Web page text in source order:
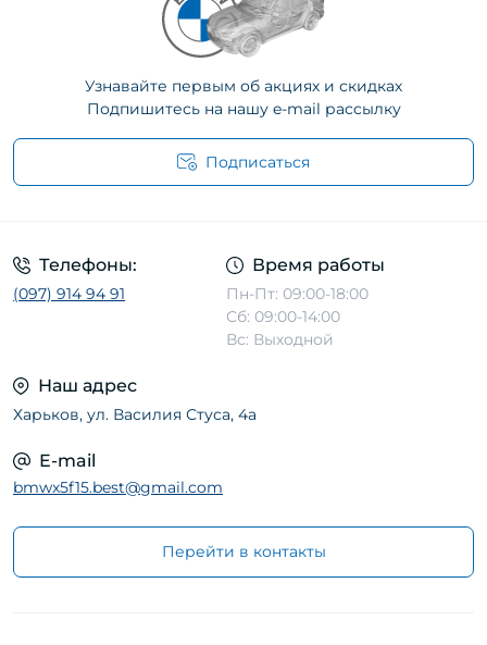
Узнавайте первым об акциях и скидках
Подпишитесь на нашу e-mail рассылку
Подписаться
Телефоны:
(097) 914 94 91
Время работы
Пн-Пт: 09:00-18:00
Сб: 09:00-14:00
Вс: Выходной
Наш адрес
Харьков, ул. Василия Стуса, 4а
E-mail
bmwx5f15.best@gmail.com
Перейти в контакты